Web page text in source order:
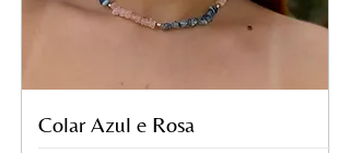
Colar Azul e Rosa